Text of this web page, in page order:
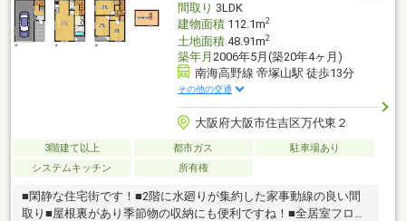
間取り 3LDK
建物面積112.1m2
土地面積48.91m2
築年月 2006年5月(築20年4ヶ月)
南海高野線 帝塚山駅 徒歩13分
その他の交通
大阪府大阪市住吉区万代東２
3階建て以上 都市ガス
駐車場あり
システムキッチン
所有権
■閑静な住宅街です！■2階に水廻りが集約した家事動線の良い間
取り■屋根裏があり季節物の収納にも便利ですね！■全居室フロー